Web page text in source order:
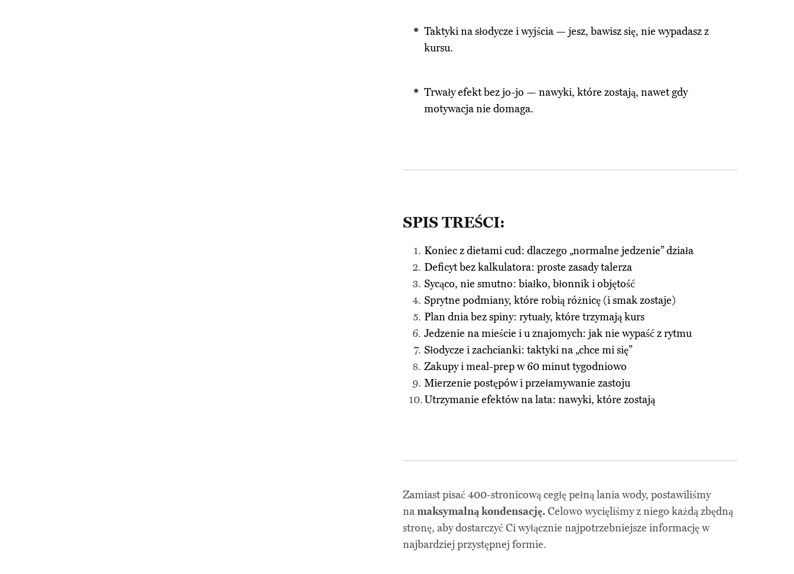
Taktyki na słodycze i wyjścia — jesz, bawisz się, nie wypadasz z
kursu.
Trwały efekt bez jo-jo — nawyki, które zostają, nawet gdy
motywacja nie domaga.
SPIS TREŚCI:
Koniec z dietami cud: dlaczego „normalne jedzenie” działa
Deficyt bez kalkulatora: proste zasady talerza
Sycąco, nie smutno: białko, błonnik i objętość
Sprytne podmiany, które robią różnicę (i smak zostaje)
Plan dnia bez spiny: rytuały, które trzymają kurs
Jedzenie na mieście i u znajomych: jak nie wypaść z rytmu
Słodycze i zachcianki: taktyki na „chce mi się”
Zakupy i meal-prep w 60 minut tygodniowo
Mierzenie postępów i przełamywanie zastoju
Utrzymanie efektów na lata: nawyki, które zostają
Zamiast pisać 400-stronicową cegłę pełną lania wody, postawiliśmy
namaksymalną kondensację.Celowo wycięliśmy z niego każdą zbędną
stronę, aby dostarczyć Ci wyłącznie najpotrzebniejsze informację w
najbardziej przystępnej formie.